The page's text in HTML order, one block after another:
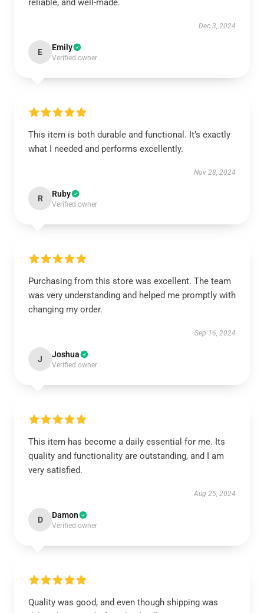
reliable, and well-made.
Dec 3, 2024
E Emily
Verified owner
This item is both durable and functional. It’s exactly
what I needed and performs excellently.
Nov 28, 2024
R Ruby
Verified owner
Purchasing from this store was excellent. The team
was very understanding and helped me promptly with
changing my order.
Sep 16, 2024
J Joshua
Verified owner
This item has become a daily essential for me. Its
quality and functionality are outstanding, and I am
very satisfied.
Aug 25, 2024
D Damon
Verified owner
Quality was good, and even though shipping was